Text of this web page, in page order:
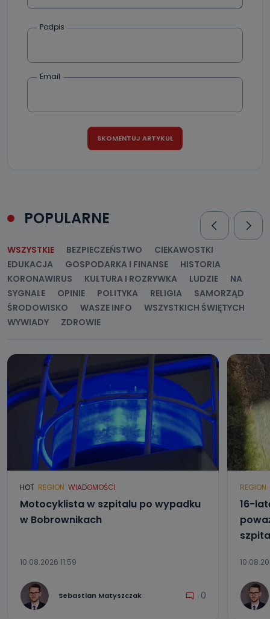
oraz partnerzy wspomagający administratora w jego
e-mailowo pod adresem: poczta@tvproart.pl
Podpis
Email
POPULARNE
WSZYSTKIE BEZPIECZEŃSTWO
CIEKAWOSTKI
EDUKACJA
GOSPODARKA I FINANSE
HISTORIA
KORONAWIRUS
KULTURA I ROZRYWKA LUDZIE
NA
SYGNALE
OPINIE POLITYKA RELIGIA
SAMORZĄD
ŚRODOWISKO
WASZE INFO
WSZYSTKICH ŚWIĘTYCH
WYWIADY
ZDROWIE
HOT REGION WIADOMOŚCI
Motocyklista w szpitalu po wypadku
w Bobrownikach
10.08.2026 11:59
Sebastian Matyszczak 0
REGION
16-